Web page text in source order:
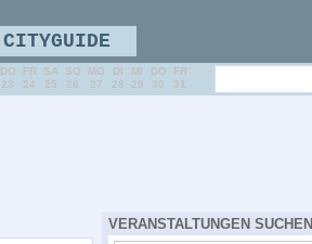
VERANSTALTUNGEN SUCHEN
CITYGUIDE
DO
23
FR
24
SA
25
SO
26
MO
27
DI
28
MI
29
DO
30
FR
31